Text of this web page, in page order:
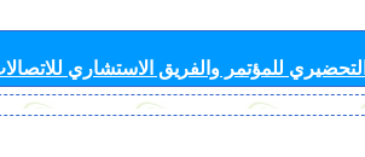
للمؤتمر والفريق الاستشاري